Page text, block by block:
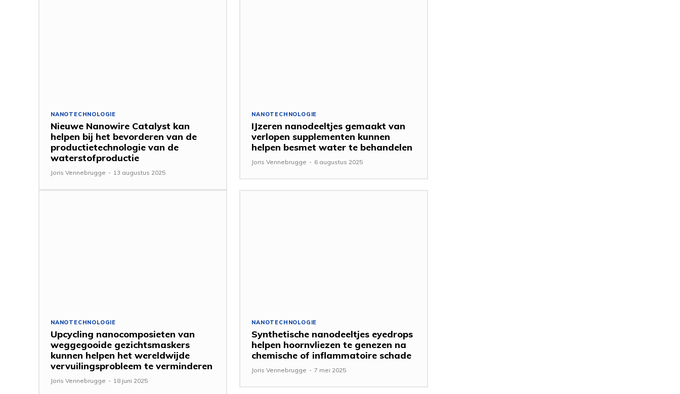
NANOTECHNOLOGIE
Nieuwe Nanowire Catalyst kan
helpen bij het bevorderen van de
productietechnologie van de
waterstofproductie
Joris Vennebrugge - 13 augustus 2025
NANOTECHNOLOGIE
IJzeren nanodeeltjes gemaakt van
verlopen supplementen kunnen
helpen besmet water te behandelen
Joris Vennebrugge - 6 augustus 2025
NANOTECHNOLOGIE
Upcycling nanocomposieten van
weggegooide gezichtsmaskers
kunnen helpen het wereldwijde
vervuilingsprobleem te verminderen
Joris Vennebrugge - 18 juni 2025
NANOTECHNOLOGIE
Synthetische nanodeeltjes eyedrops
helpen hoornvliezen te genezen na
chemische of inflammatoire schade
Joris Vennebrugge - 7 mei 2025